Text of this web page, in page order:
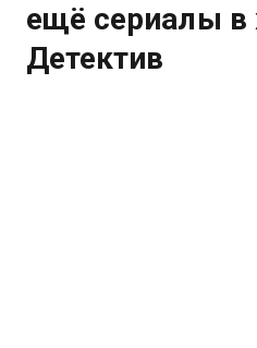
ещё сериалы в
Детектив